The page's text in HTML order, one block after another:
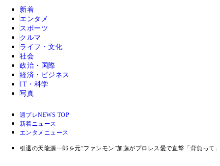
新着
エンタメ
スポーツ
クルマ
ライフ・文化
社会
政治・国際
経済・ビジネス
IT・科学
写真
週プレNEWS TOP
新着ニュース
エンタメニュース
引退の天龍源一郎を元“ファンモン”加藤がプロレス愛で直撃「背負って